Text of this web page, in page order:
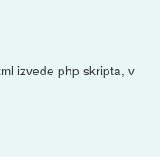
izvede php skripta, v